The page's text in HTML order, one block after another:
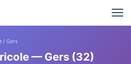
/ Gers
— Gers (32)